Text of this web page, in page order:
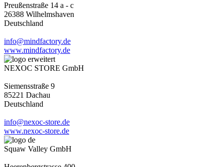
Preußenstraße 14 a - c
26388 Wilhelmshaven
Deutschland
info@mindfactory.de
www.mindfactory.de
NEXOC STORE GmbH
Siemensstraße 9
85221 Dachau
Deutschland
info@nexoc-store.de
www.nexoc-store.de
Squaw Valley GmbH